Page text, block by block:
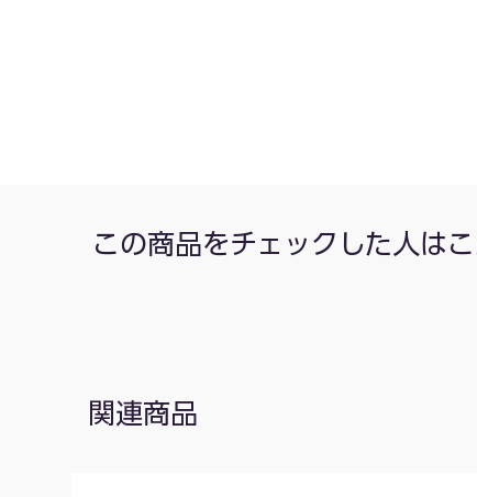
この商品をチェックした人は
関連商品